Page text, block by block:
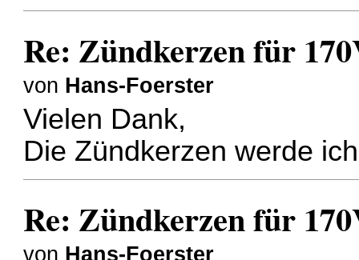
Re: Zündkerzen für
von Hans-Foerster
Vielen Dank,
Die Zündkerzen werde
Re: Zündkerzen für
von Hans-Foerster